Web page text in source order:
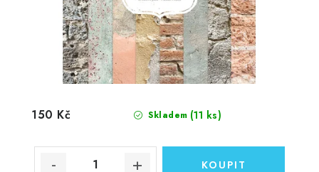
Skladem (11 ks)
150 Kč